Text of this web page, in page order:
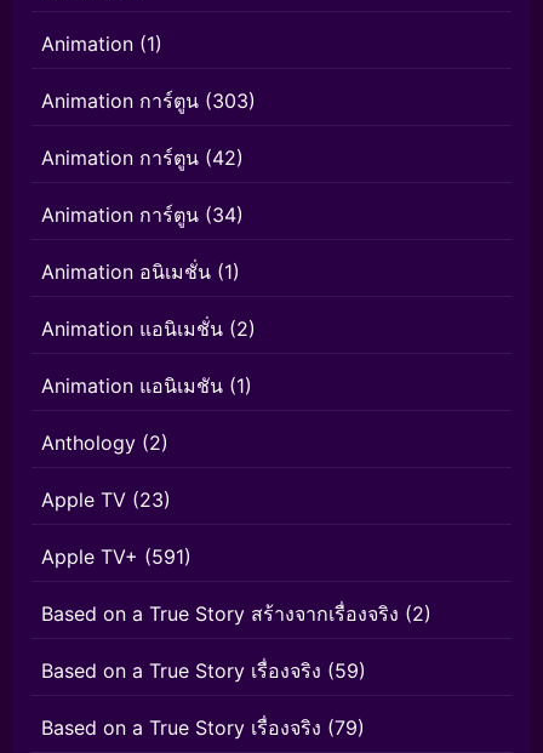
Animation (1)
Animation การ์ตูน (303)
Animation การ์ตูน (42)
Animation การ์ตูน (34)
Animation อนิเมชั่น (1)
Animation แอนิเมชั่น (2)
Animation แอนิเมชัน (1)
Anthology (2)
Apple TV (23)
Apple TV+ (591)
Based on a True Story สร้างจากเรื่องจริง (2)
Based on a True Story เรื่องจริง (59)
Based on a True Story เรื่องจริง (79)